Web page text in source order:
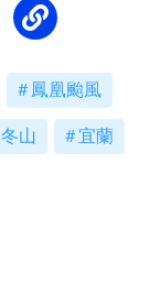
鳳凰颱風
冬山 宜蘭